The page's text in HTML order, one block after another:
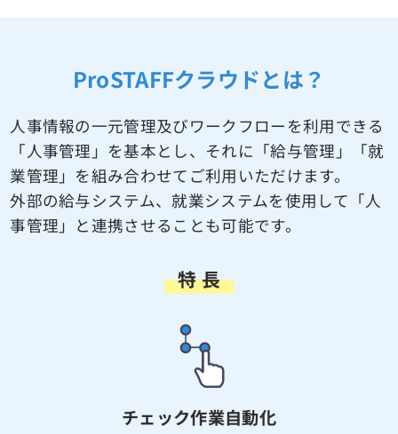
ProSTAFFクラウドとは？
人事情報の一元管理及びワークフローを利用できる
「人事管理」を基本とし、 それに「給与管理」「就
業管理」を組み合わせてご利用いただけます。
外部の給与システム、就業システムを使用して「人
事管理」と連携させることも可能です。
特 長
チェック作業自動化